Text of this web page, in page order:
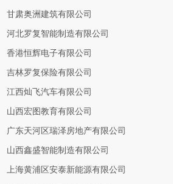
甘肃奥洲建筑有限公司
河北罗复智能制造有限公司
香港恒辉电子有限公司
吉林罗复保险有限公司
江西灿飞汽车有限公司
山西宏图教育有限公司
广东天河区瑞泽房地产有限公司
山西鑫盛智能制造有限公司
上海黄浦区安泰新能源有限公司